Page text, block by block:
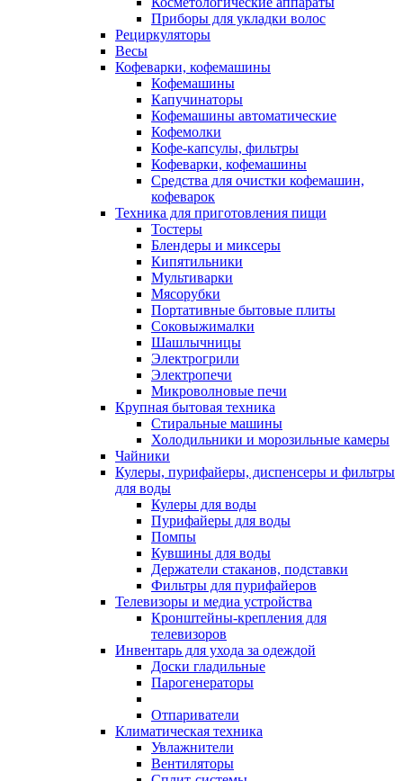
Приборы для укладки волос
Рециркуляторы
Весы
Кофеварки, кофемашины
Кофемашины
Капучинаторы
Кофемашины автоматические
Кофемолки
Кофе-капсулы, фильтры
Кофеварки, кофемашины
Средства для очистки кофемашин,
кофеварок
Техника для приготовления пищи
Тостеры
Блендеры и миксеры
Кипятильники
Мультиварки
Мясорубки
Портативные бытовые плиты
Соковыжималки
Шашлычницы
Электрогрили
Электропечи
Микроволновые печи
Крупная бытовая техника
Стиральные машины
Холодильники и морозильные камеры
Чайники
Кулеры, пурифайеры, диспенсеры и фильтры
для воды
Кулеры для воды
Пурифайеры для воды
Помпы
Кувшины для воды
Держатели стаканов, подставки
Фильтры для пурифайеров
Телевизоры и медиа устройства
Кронштейны-крепления для
телевизоров
Инвентарь для ухода за одеждой
Доски гладильные
Парогенераторы
Отпариватели
Климатическая техника
Увлажнители
Вентиляторы